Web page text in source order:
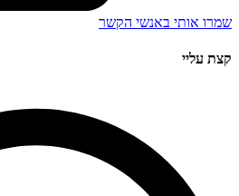
שמרו אותי באנשי הקשר
קצת עליי